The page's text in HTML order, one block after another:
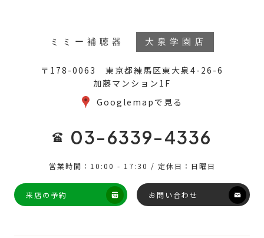
ミミー補聴器 大泉学園店
〒178-0063 東京都練馬区東大泉4-26-6
加藤マンション1F
Googlemapで見る
03-6339-4336
営業時間：10:00 - 17:30 / 定休日：日曜日
来店の予約 お問い合わせ